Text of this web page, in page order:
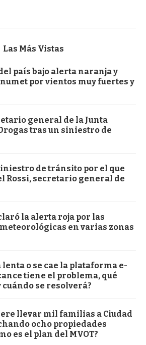
Las Más Vistas
país bajo alerta naranja y
por vientos muy fuertes y
general de la Junta
tras un siniestro de
de tránsito por el que
Rossi, secretario general de
la alerta roja por las
en varias zonas
lenta o se cae la plataforma e-
tiene el problema, qué
cuándo se resolverá?
llevar mil familias a Ciudad
ocho propiedades
es el plan del MVOT?